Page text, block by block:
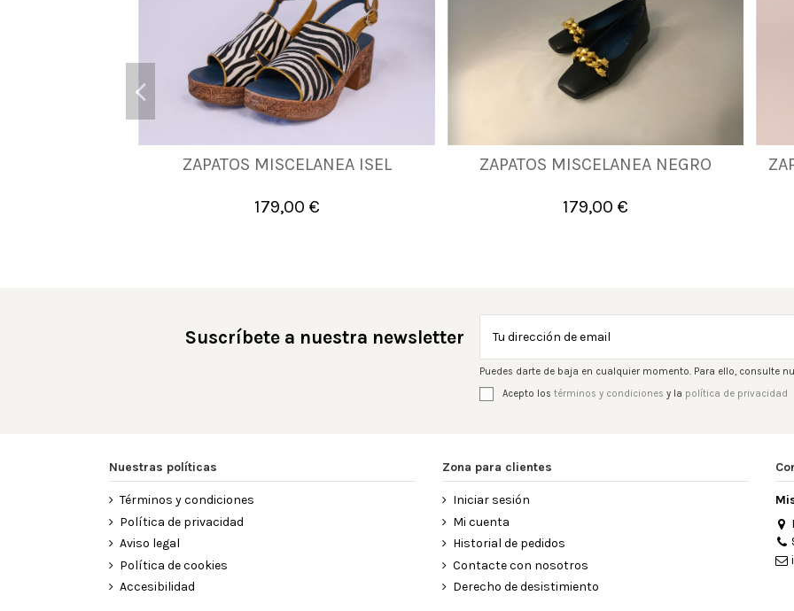
ZAPATOS MISCELANEA ISEL
179,00 €
36 37 41
Añadir al carrito
ZAPATOS MISCELANEA NEGRO
179,00 €
37 38 40 41
Añadir al carrito
Suscríbete a nuestra newsletter
Puedes darte de baja en cualquier momento. Para ello, consulte
Acepto los términos y condiciones y la política de privacidad
Nuestras políticas
Términos y condiciones
Política de privacidad
Aviso legal
Política de cookies
Accesibilidad
Zona para clientes
Iniciar sesión
Mi cuenta
Historial de pedidos
Contacte con nosotros
Derecho de desistimiento